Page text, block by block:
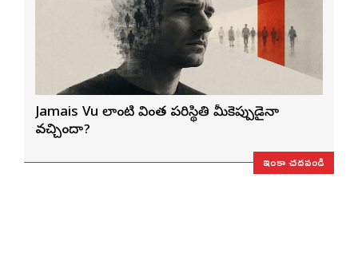
Jamais Vu లాంటి వింత పరిస్థితి మీకెప్పుడైనా
వచ్చిందా?
ఇంకా చదవండి